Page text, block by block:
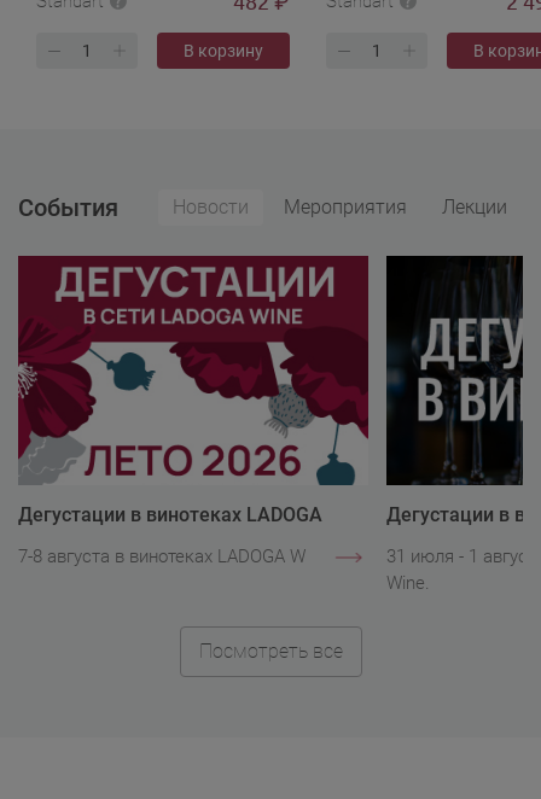
В корзину В
События Новости Мероприятия Лекции
Дегустации в винотеках LADOGA
7-8 августа в винотеках LADOGA Wine.
Дегустации в
31 июля - 1
Wine.
Посмотреть все